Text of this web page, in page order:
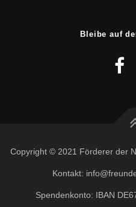
Bleibe auf
Copyright © 2021 Förderer der
Kontakt:
Spendenkonto: IBAN